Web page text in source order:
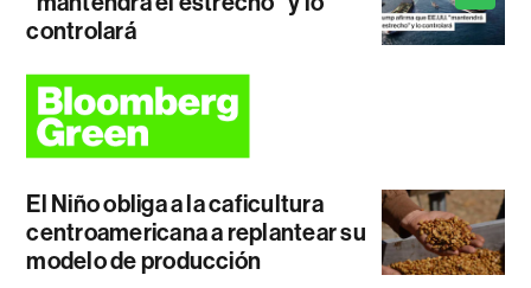
controlará
El Niño obliga a la caficultura
centroamericana a replantear su
modelo de producción